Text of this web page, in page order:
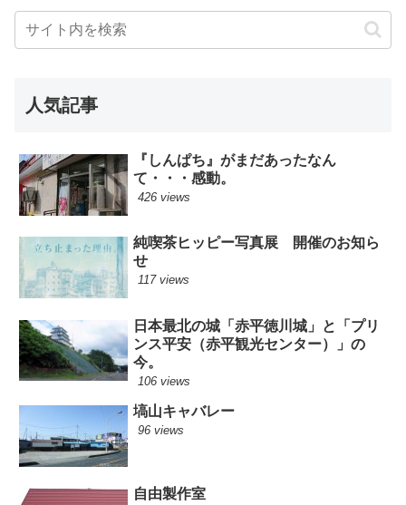
人気記事
『しんぱち』がまだあったなん
て・・・感動。
426 views
純喫茶ヒッピー写真展 開催のお知ら
せ
117 views
日本最北の城「赤平徳川城」と「プリ
ンス平安（赤平観光センター）」の
今。
106 views
塙山キャバレー
96 views
自由製作室